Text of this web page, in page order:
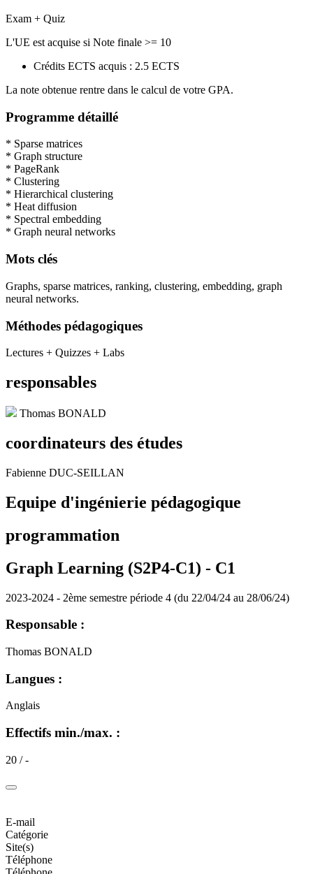
Exam + Quiz
L'UE est acquise si Note finale >= 10
Crédits ECTS acquis : 2.5 ECTS
La note obtenue rentre dans le calcul de votre GPA.
Programme détaillé
* Sparse matrices
* Graph structure
* PageRank
* Clustering
* Hierarchical clustering
* Heat diffusion
* Spectral embedding
* Graph neural networks
Mots clés
Graphs, sparse matrices, ranking, clustering, embedding, graph
neural networks.
Méthodes pédagogiques
Lectures + Quizzes + Labs
responsables
Thomas BONALD
coordinateurs des études
Fabienne DUC-SEILLAN
Equipe d'ingénierie pédagogique
programmation
Graph Learning (S2P4-C1) - C1
2023-2024 - 2ème semestre période 4 (du 22/04/24 au 28/06/24)
Responsable :
Thomas BONALD
Langues :
Anglais
Effectifs min./max. :
20 / -
E-mail
Catégorie
Site(s)
Téléphone